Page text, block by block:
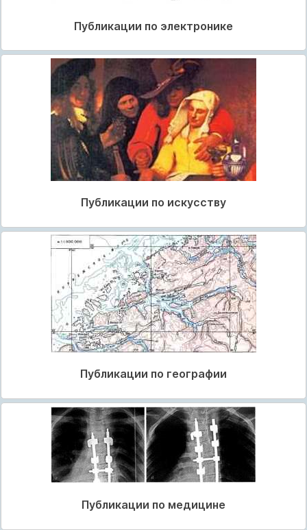
Публикации по электронике
Публикации по искусству
Публикации по географии
Публикации по медицине